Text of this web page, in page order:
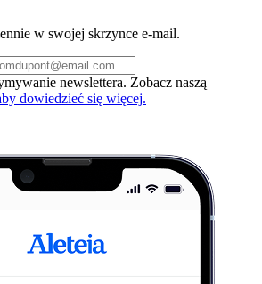
w swojej skrzynce e-mail.
newslettera. Zobacz naszą
dowiedzieć się więcej.